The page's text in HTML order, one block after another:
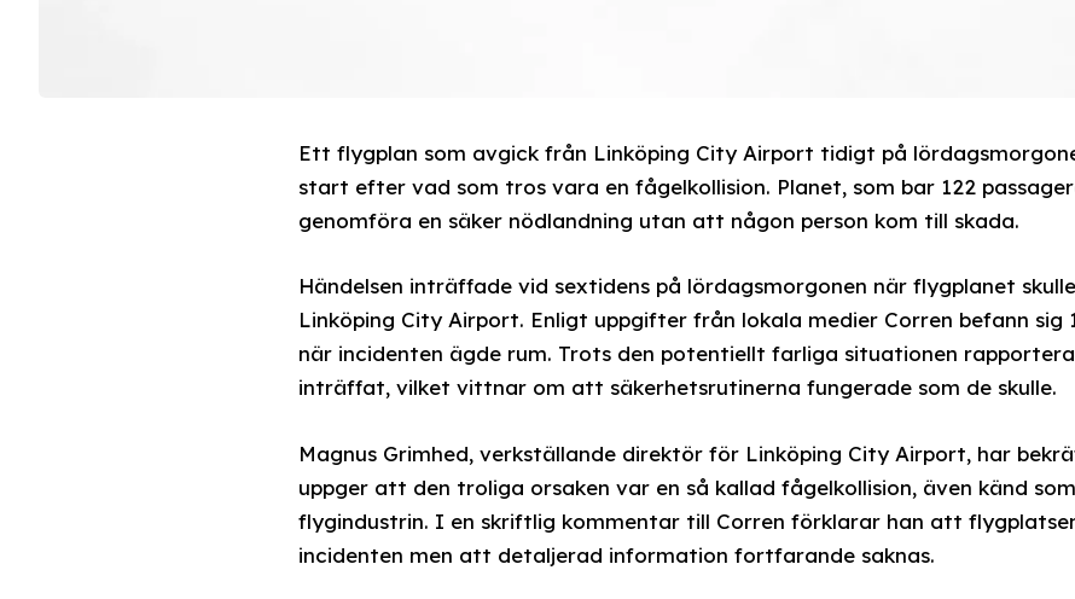
Ett flygplan som avgick från Linköping City Airport tidigt på
start efter vad som tros vara en fågelkollision. Planet, som bar 122
genomföra en säker nödlandning utan att någon person kom till skada.
Händelsen inträffade vid sextidens på lördagsmorgonen när flygplanet
Linköping City Airport. Enligt uppgifter från lokala medier Corren befann sig
när incidenten ägde rum. Trots den potentiellt farliga situationen
inträffat, vilket vittnar om att säkerhetsrutinerna fungerade som de skulle.
Magnus Grimhed, verkställande direktör för Linköping City Airport, har
uppger att den troliga orsaken var en så kallad fågelkollision, även känd
flygindustrin. I en skriftlig kommentar till Corren förklarar han att
incidenten men att detaljerad information fortfarande saknas.